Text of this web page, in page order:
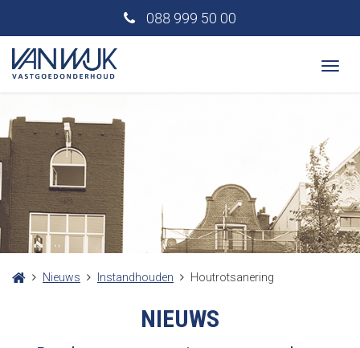
088 999 50 00
Nieuws Instandhouden Houtrotsanering
NIEUWS